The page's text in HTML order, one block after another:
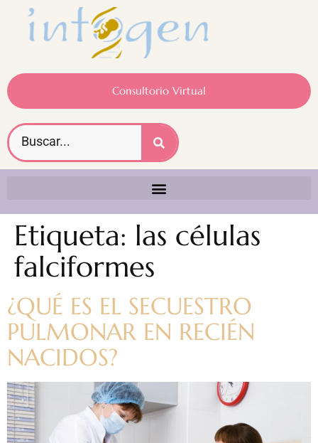
Consultorio Virtual
Etiqueta: las células
falciformes
¿QUÉ ES EL SECUESTRO
PULMONAR EN RECIÉN
NACIDOS?